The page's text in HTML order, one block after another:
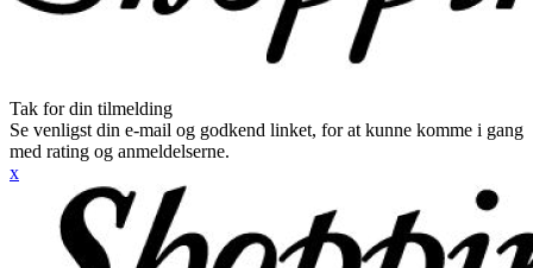
Tak for din tilmelding
Se venligst din e-mail og godkend linket, for at kunne komme i gang
med rating og anmeldelserne.
x